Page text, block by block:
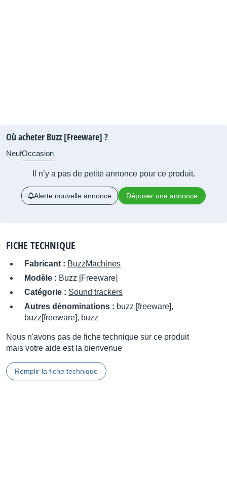
Où acheter Buzz [Freeware] ?
NeufOccasion
Il n’y a pas de petite annonce pour ce produit.
Alerte nouvelle annonce Déposer une annonce
FICHE TECHNIQUE
Fabricant : BuzzMachines
Modèle : Buzz [Freeware]
Catégorie : Sound trackers
Autres dénominations : buzz [freeware],
buzz[freeware], buzz
Nous n'avons pas de fiche technique sur ce produit
mais votre aide est la bienvenue
Remplir la fiche technique